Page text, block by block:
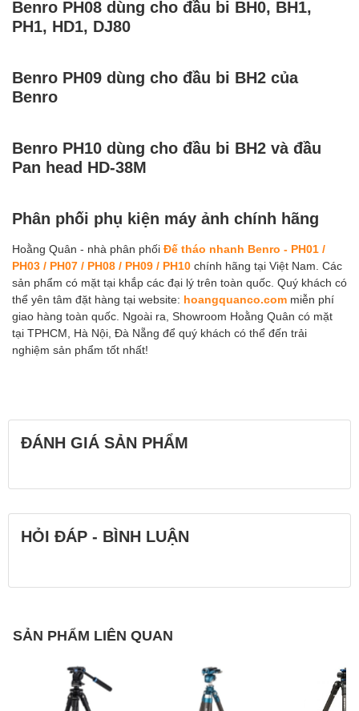
Benro PH08 dùng cho đầu bi BH0, BH1,
PH1, HD1, DJ80
Benro PH09 dùng cho đầu bi BH2 của
Benro
Benro PH10 dùng cho đầu bi BH2 và đầu
Pan head HD-38M
Phân phối phụ kiện máy ảnh chính hãng
Hoằng Quân - nhà phân phối Đế tháo nhanh Benro - PH01 /
PH03 / PH07 / PH08 / PH09 / PH10 chính hãng tại Việt Nam. Các
sản phẩm có mặt tại khắp các đại lý trên toàn quốc. Quý khách có
thể yên tâm đặt hàng tại website: hoangquanco.com miễn phí
giao hàng toàn quốc. Ngoài ra, Showroom Hoằng Quân có mặt
tại TPHCM, Hà Nội, Đà Nẵng để quý khách có thể đến trải
nghiệm sản phẩm tốt nhất!
ĐÁNH GIÁ SẢN PHẨM
HỎI ĐÁP - BÌNH LUẬN
SẢN PHẨM LIÊN QUAN